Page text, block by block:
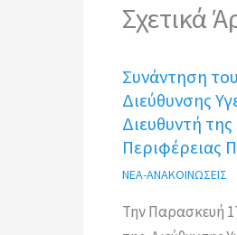
Σχετικά
Συνάντηση
Διεύθυνσης
Διευθυντή της
Περιφέρειας
ΝΕΑ-ΑΝΑΚΟΙΝΩΣΕΙΣ
Την Παρασκευή